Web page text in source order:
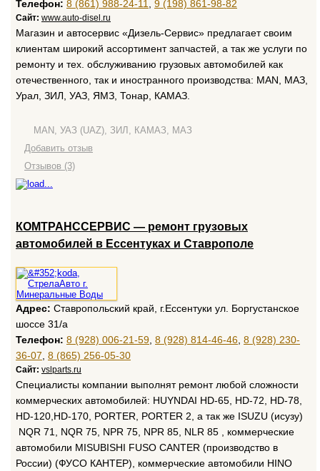
Телефон: 8 (861) 988-24-11 9 (198) 861-98-82
Сайт: www.auto-disel.ru
Магазин и автосервис «Дизель-Сервис» предлагает своим
клиентам широкий ассортимент запчастей, а так же услуги по
ремонту и тех. обслуживанию грузовых автомобилей как
отечественного, так и иностранного производства: MAN, МАЗ,
Урал, ЗИЛ, УАЗ, ЯМЗ, Тонар, КАМАЗ.
MAN, УАЗ (UAZ), ЗИЛ, КАМАЗ, МАЗ
Добавить отзыв
Отзывов (3)
КОМТРАНССЕРВИС — ремонт грузовых
автомобилей в Ессентуках и Ставрополе
Адрес: Ставропольский край, г.Ессентуки ул. Боргустанское
шоссе 31/а
Телефон: 8 (928) 006-21-59 8 (928) 814-46-46 8 (928) 230-
36-07 8 (865) 256-05-30
Сайт: vslparts.ru
Специалисты компании выполнят ремонт любой сложности
коммерческих автомобилей: HUYNDAI HD-65, HD-72, HD-78,
HD-120,HD-170, PORTER, PORTER 2, а так же ISUZU (исузу)
NQR 71, NQR 75, NPR 75, NPR 85, NLR 85 , коммерческие
автомобили MISUBISHI FUSO CANTER (производство в
России) (ФУСО КАНТЕР), коммерческие автомобили HINO